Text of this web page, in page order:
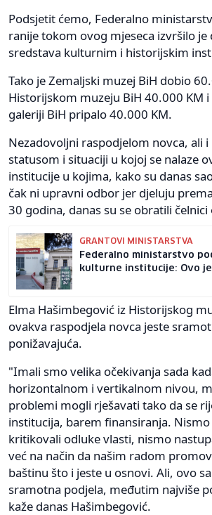
Podsjetit ćemo, Federalno
ranije tokom ovog mjeseca izvršilo je
sredstava kulturnim i historijskim
Tako je Zemaljski muzej BiH dobio
Historijskom muzeju BiH 40.000 KM
galeriji BiH pripalo 40.000 KM.
Nezadovoljni raspodjelom novca, ali
statusom i situaciji u kojoj se nalaze
institucije u kojima, kako su danas
čak ni upravni odbor jer djeluju
30 godina, danas su se obratili
GRANTOVI MINISTARSTVA
Federalno ministarstvo
kulturne institucije: Ovo
Elma Hašimbegović iz Historijskog
ovakva raspodjela novca jeste
ponižavajuća.
"Imali smo velika očekivanja sada
horizontalnom i vertikalnom nivou,
problemi mogli rješavati tako da se
institucija, barem finansiranja. Nismo
kritikovali odluke vlasti, nismo
već na način da našim radom
baštinu što i jeste u osnovi. Ali, ovo
sramotna podjela, međutim najviše
kaže danas Hašimbegović.